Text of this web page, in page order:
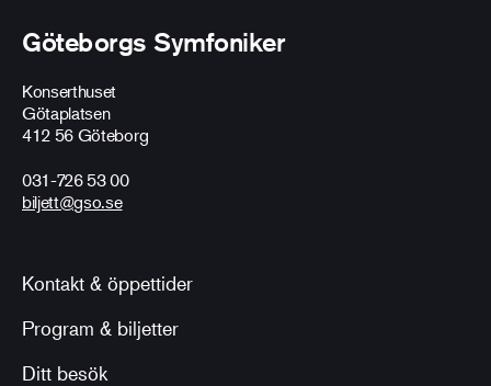
Göteborgs Symfoniker
Konserthuset
Götaplatsen
412 56 Göteborg
031-726 53 00
biljett@gso.se
Kontakt & öppettider
Program & biljetter
Ditt besök